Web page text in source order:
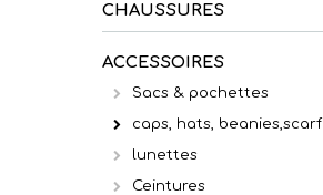
CHAUSSURES
ACCESSOIRES
Sacs & pochettes
caps, hats, beanies,scarf
lunettes
Ceintures